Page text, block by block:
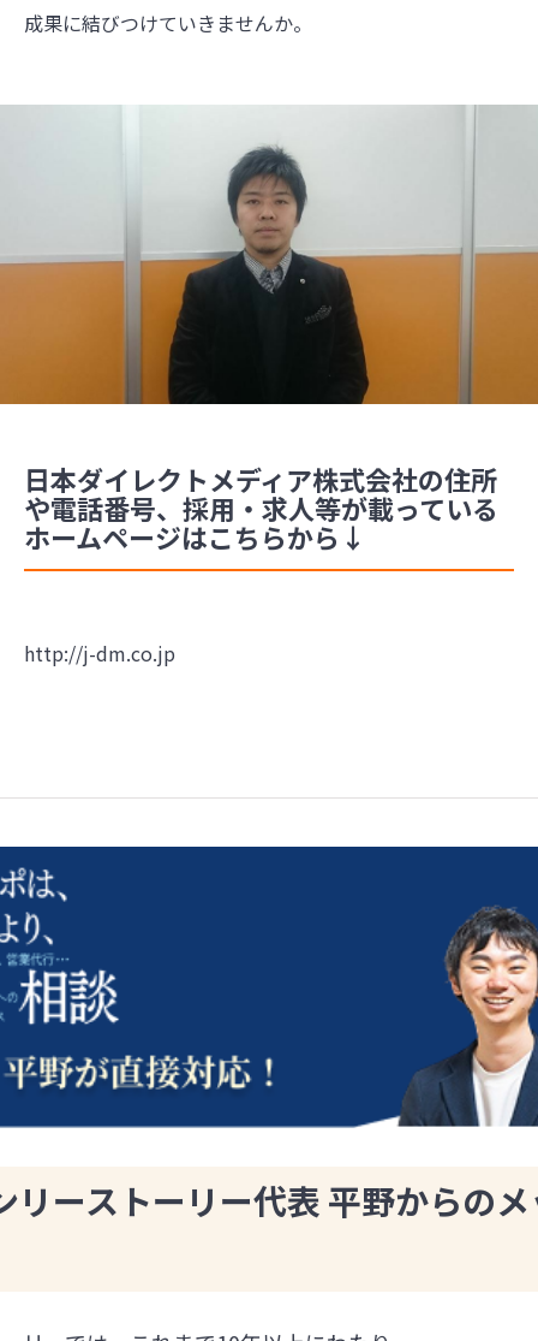
成果に結びつけていきませんか。
日本ダイレクトメディア株式会社の住所
や電話番号、採用・求人等が載っている
ホームページはこちらから↓
http://j-dm.co.jp
リーストーリー代表 平野からの